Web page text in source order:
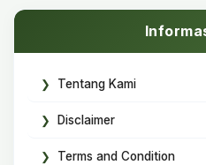
Tentang Kami
Disclaimer
Terms and Condition